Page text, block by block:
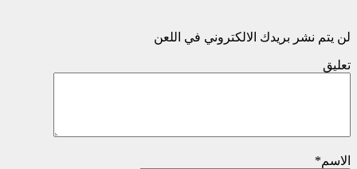
لن يتم نشر بريدك الالكتروني في اللعن
تعليق
الاسم*